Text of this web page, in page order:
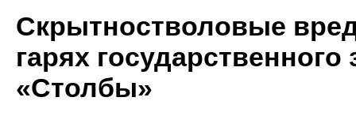
Скрытностволовые
гарях государственного
«Столбы»